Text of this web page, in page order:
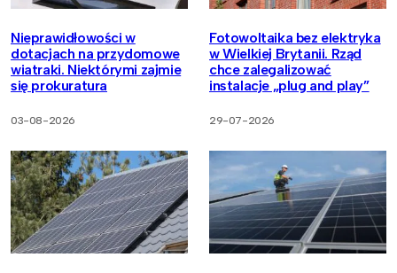
Nieprawidłowości w
dotacjach na przydomowe
wiatraki. Niektórymi zajmie
się prokuratura
03-08-2026
Fotowoltaika bez elektryka
w Wielkiej Brytanii. Rząd
chce zalegalizować
instalacje „plug and play”
29-07-2026